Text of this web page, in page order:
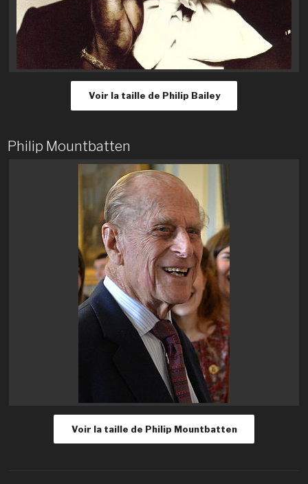
Voir la taille de Philip Bailey
Philip Mountbatten
Voir la taille de Philip Mountbatten